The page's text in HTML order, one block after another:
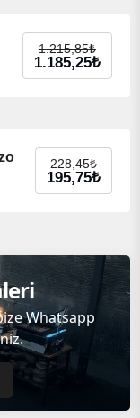
1.215,85₺
Orijinal
1.185,25₺
Şu
228,45₺
Orijinal
195,75₺
Şu
Whatsapp